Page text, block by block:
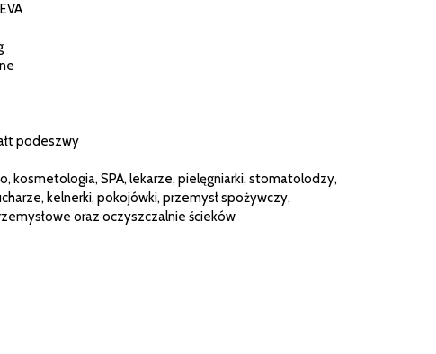
podeszwy
kosmetologia, SPA, lekarze, pielęgniarki, stomatolodzy,
kelnerki, pokojówki, przemysł spożywczy,
oraz oczyszczalnie ścieków